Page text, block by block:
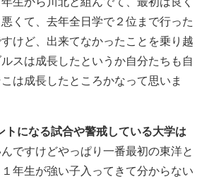
くて、去年全日学で２位まで行った
けど、出来てなかったことを乗り越
スは成長したというか自分たちも自
は成長したところかなって思いま
になる試合や警戒している大学は
んですけどやっぱり一番最初の東洋と
年生が強い子入ってきて分からない